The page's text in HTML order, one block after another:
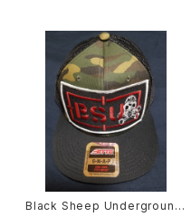
Black Sheep Underground